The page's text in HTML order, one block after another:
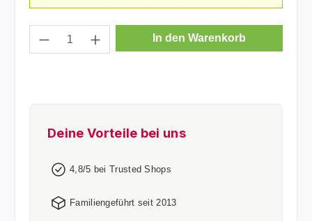
Produkt Anzahl: Gib den gewünschten
In den Warenkorb
Deine Vorteile bei uns
4,8/5 bei Trusted Shops
Familiengeführt seit 2013